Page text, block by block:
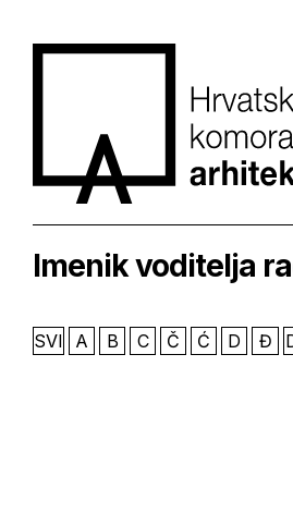
Imenik voditelja
SVI A B C Č Ć D Đ